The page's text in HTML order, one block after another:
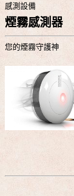
名展音響 2016
名展音響 歐洲
名展音響 最新
感測設備
煙霧感測器
您的煙霧守護神